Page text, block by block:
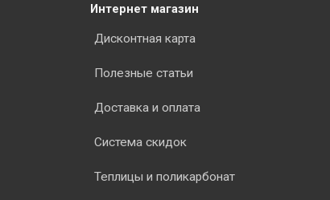
Интернет магазин
Дисконтная карта
Полезные статьи
Доставка и оплата
Система скидок
Теплицы и поликарбонат